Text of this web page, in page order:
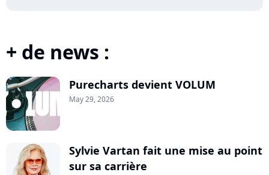
+ de news :
Purecharts devient VOLUM
May 29, 2026
Sylvie Vartan fait une mise au point
sur sa carrière